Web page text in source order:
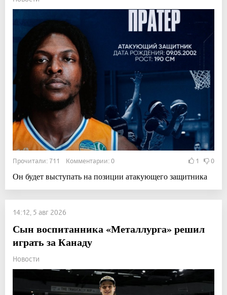
Прочитали: 711 Комментарии: 0 1 0
Он будет выступать на позиции атакующего защитника
14:12, 5 авг 2026
Сын воспитанника «Металлурга» решил
играть за Канаду
Новости